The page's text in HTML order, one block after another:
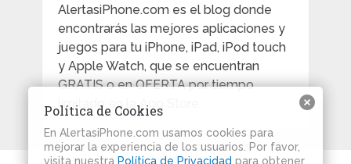
AlertasiPhone.com es el blog donde
encontrarás las mejores aplicaciones y
juegos para tu iPhone, iPad, iPod touch
y Apple Watch, que se encuentran
GRATIS o en OFERTA por tiempo
limitado en la App Store.
Política de Cookies
En AlertasiPhone.com usamos cookies para
mejorar la experiencia de los usuarios. Por favor,
visita nuestra Política de Privacidad para obtener